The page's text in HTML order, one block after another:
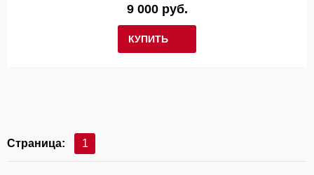
КУПИТЬ
9 000 руб.
Страница: 1